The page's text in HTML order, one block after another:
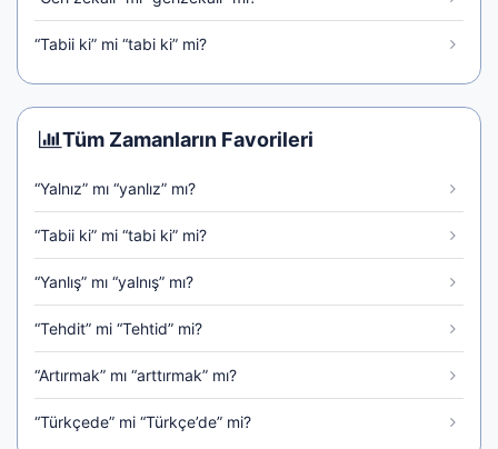
“Tabii ki” mi “tabi ki” mi?
Tüm Zamanların Favorileri
“Yalnız” mı “yanlız” mı?
“Tabii ki” mi “tabi ki” mi?
“Yanlış” mı “yalnış” mı?
“Tehdit” mi “Tehtid” mi?
“Artırmak” mı “arttırmak” mı?
“Türkçede” mi “Türkçe’de” mi?